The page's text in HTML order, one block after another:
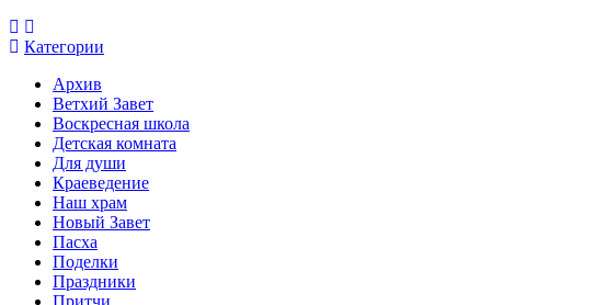
Категории
Архив
Ветхий Завет
Воскресная школа
Детская комната
Для души
Краеведение
Наш храм
Новый Завет
Пасха
Поделки
Праздники
Притчи